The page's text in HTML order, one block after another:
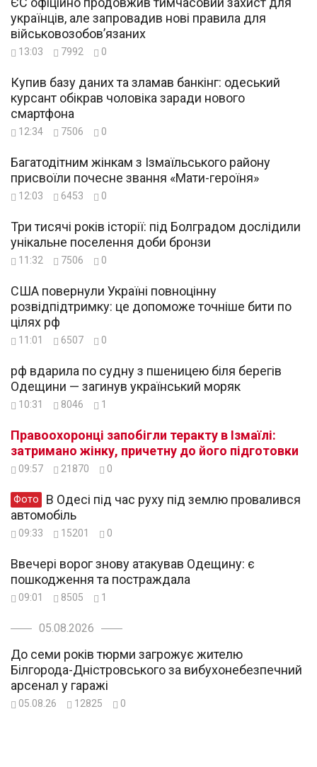
українців, але запровадив нові правила для
військовозобов’язаних
13:03 7992 0
Купив базу даних та зламав банкінг: одеський
курсант обікрав чоловіка заради нового
смартфона
12:34 7506 0
Багатодітним жінкам з Ізмаїльського району
присвоїли почесне звання «Мати-героїня»
12:03 6453 0
Три тисячі років історії: під Болградом дослідили
унікальне поселення доби бронзи
11:32 7506 0
США повернули Україні повноцінну
розвідпідтримку: це допоможе точніше бити по
цілях рф
11:01 6507 0
рф вдарила по судну з пшеницею біля берегів
Одещини — загинув український моряк
10:31 8046 1
Правоохоронці запобігли теракту в Ізмаїлі:
затримано жінку, причетну до його підготовки
09:57 21870 0
Фото
автомобіль
09:33 15201 0
Ввечері ворог знову атакував Одещину: є
пошкодження та постраждала
09:01 8505 1
05.08.2026
До семи років тюрми загрожує жителю
Білгорода-Дністровського за вибухонебезпечний
арсенал у гаражі
05.08.26 12825 0